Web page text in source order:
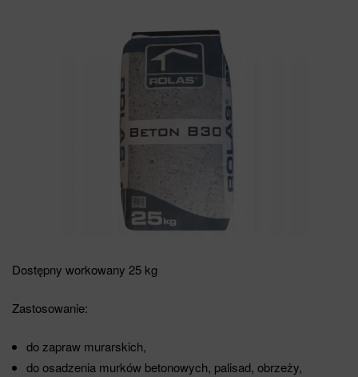
Dostępny workowany 25 kg
Zastosowanie:
do zapraw murarskich,
do osadzenia murków betonowych, palisad, obrzeży,